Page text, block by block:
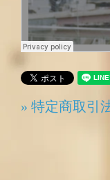
» 特定商取引